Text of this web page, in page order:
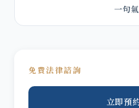
一句
免費法律諮詢
立即預